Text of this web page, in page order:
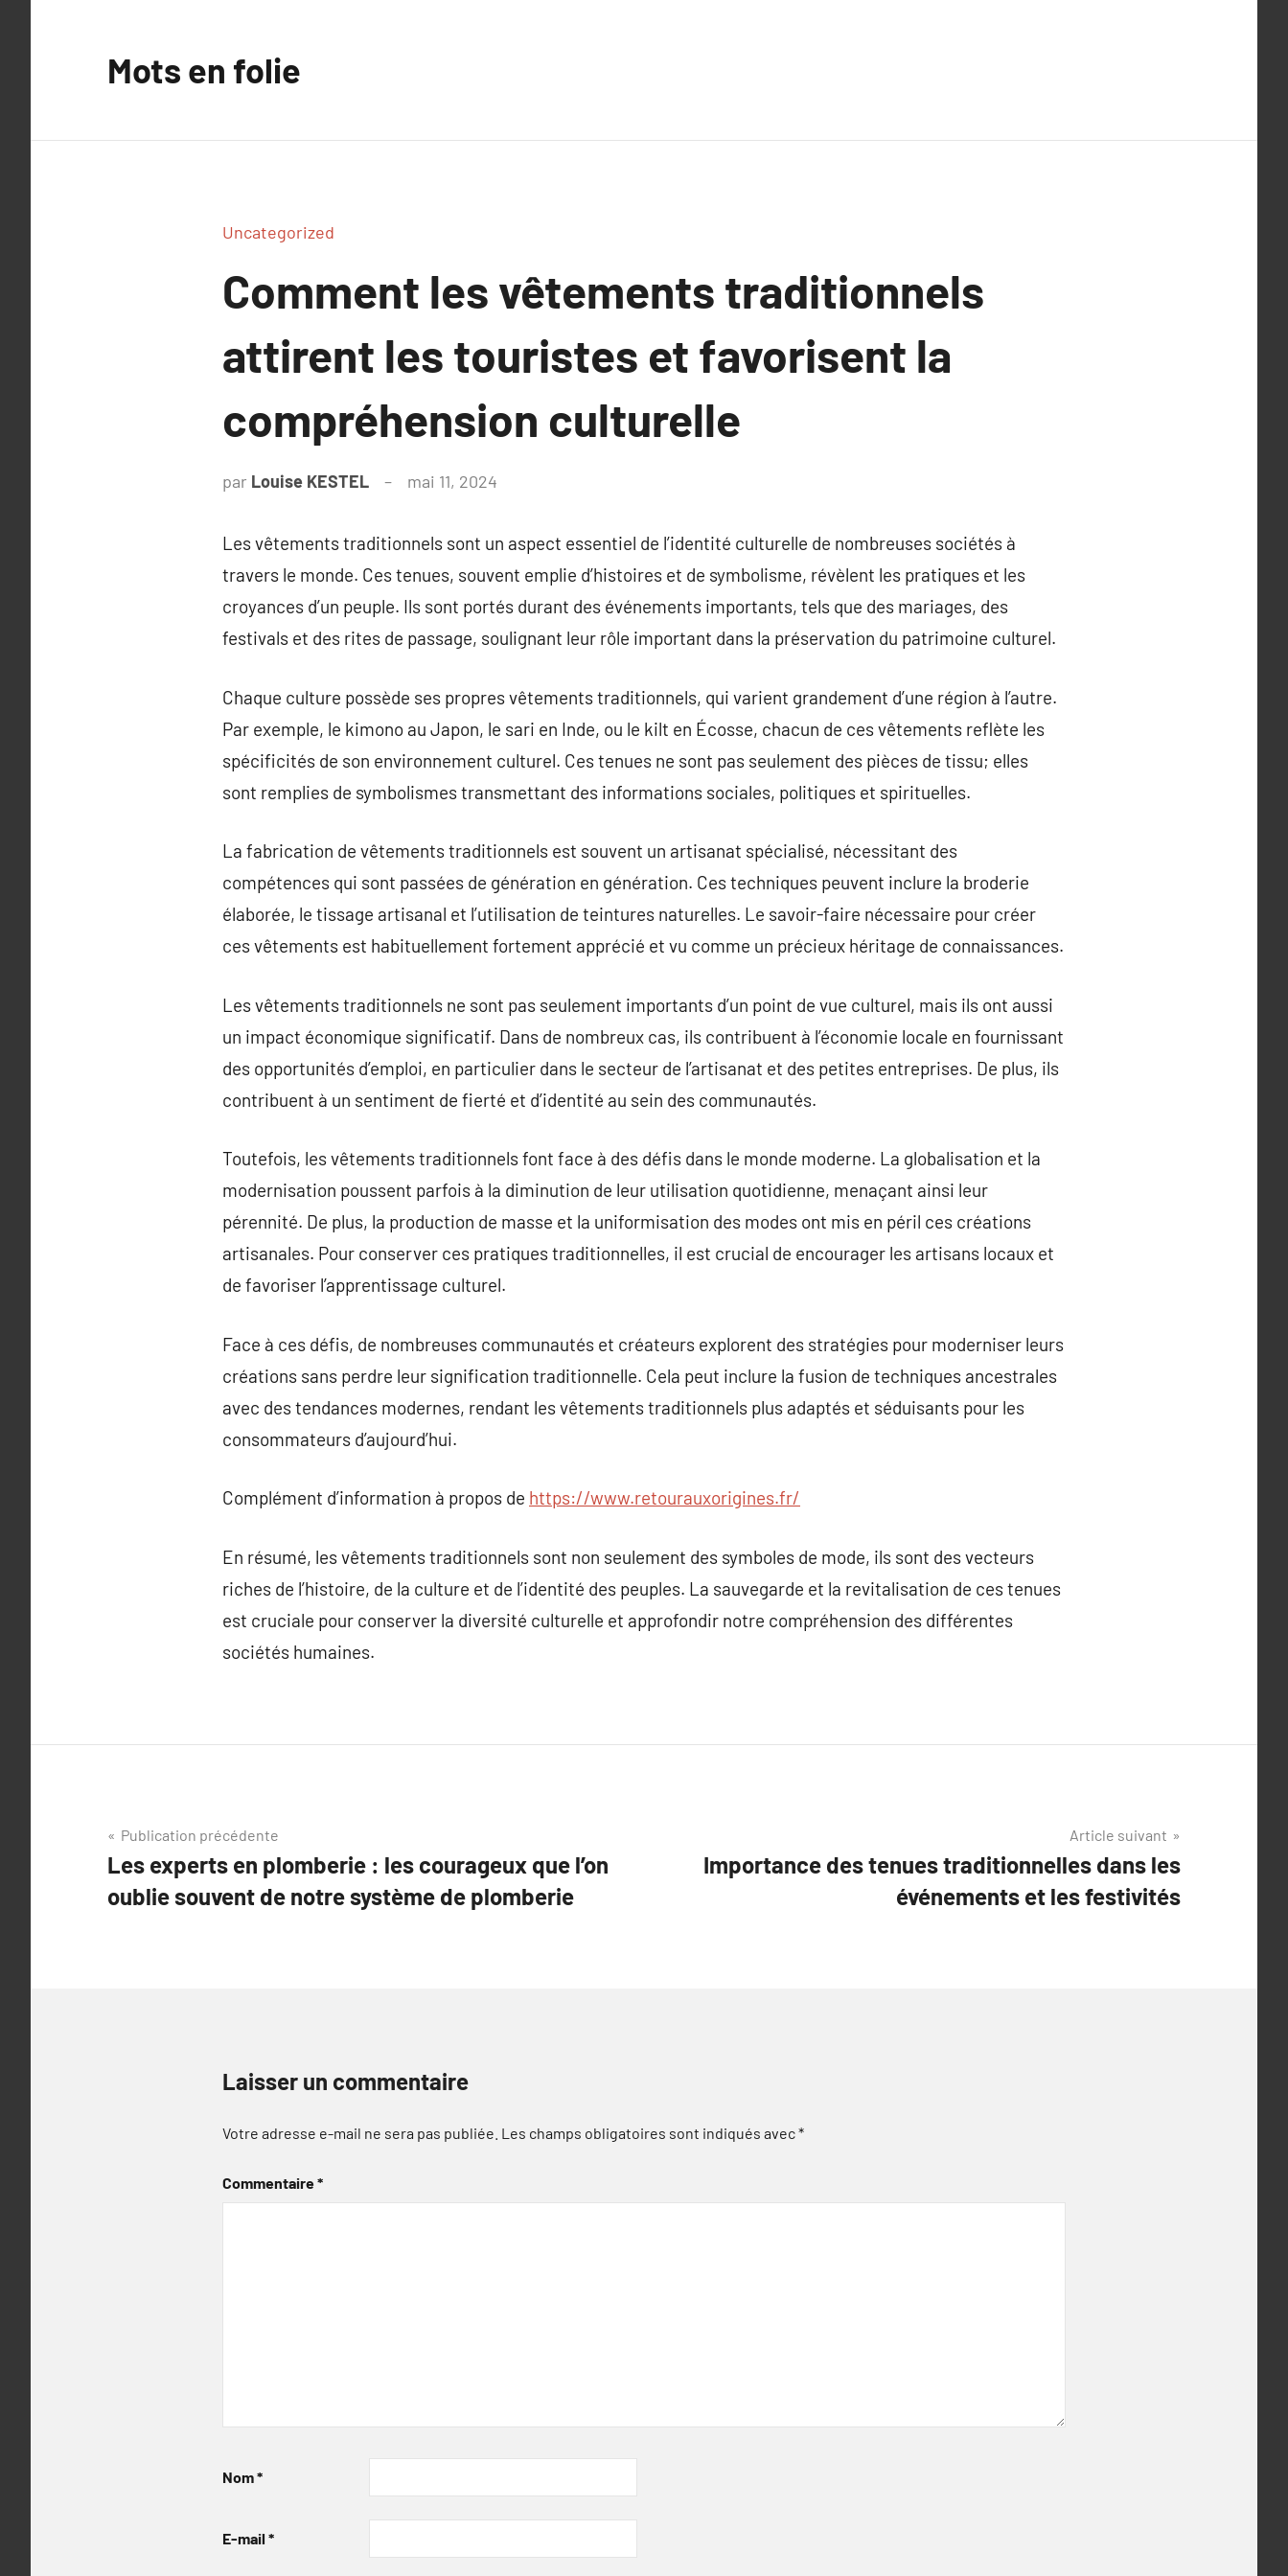
Mots en folie
Uncategorized
Comment les vêtements traditionnels
attirent les touristes et favorisent la
compréhension culturelle
par Louise KESTEL mai 11, 2024
Les vêtements traditionnels sont un aspect essentiel de l’identité culturelle de nombreuses sociétés à
travers le monde. Ces tenues, souvent emplie d’histoires et de symbolisme, révèlent les pratiques et les
croyances d’un peuple. Ils sont portés durant des événements importants, tels que des mariages, des
festivals et des rites de passage, soulignant leur rôle important dans la préservation du patrimoine culturel.
Chaque culture possède ses propres vêtements traditionnels, qui varient grandement d’une région à l’autre.
Par exemple, le kimono au Japon, le sari en Inde, ou le kilt en Écosse, chacun de ces vêtements reflète les
spécificités de son environnement culturel. Ces tenues ne sont pas seulement des pièces de tissu; elles
sont remplies de symbolismes transmettant des informations sociales, politiques et spirituelles.
La fabrication de vêtements traditionnels est souvent un artisanat spécialisé, nécessitant des
compétences qui sont passées de génération en génération. Ces techniques peuvent inclure la broderie
élaborée, le tissage artisanal et l’utilisation de teintures naturelles. Le savoir-faire nécessaire pour créer
ces vêtements est habituellement fortement apprécié et vu comme un précieux héritage de connaissances.
Les vêtements traditionnels ne sont pas seulement importants d’un point de vue culturel, mais ils ont aussi
un impact économique significatif. Dans de nombreux cas, ils contribuent à l’économie locale en fournissant
des opportunités d’emploi, en particulier dans le secteur de l’artisanat et des petites entreprises. De plus, ils
contribuent à un sentiment de fierté et d’identité au sein des communautés.
Toutefois, les vêtements traditionnels font face à des défis dans le monde moderne. La globalisation et la
modernisation poussent parfois à la diminution de leur utilisation quotidienne, menaçant ainsi leur
pérennité. De plus, la production de masse et la uniformisation des modes ont mis en péril ces créations
artisanales. Pour conserver ces pratiques traditionnelles, il est crucial de encourager les artisans locaux et
de favoriser l’apprentissage culturel.
Face à ces défis, de nombreuses communautés et créateurs explorent des stratégies pour moderniser leurs
créations sans perdre leur signification traditionnelle. Cela peut inclure la fusion de techniques ancestrales
avec des tendances modernes, rendant les vêtements traditionnels plus adaptés et séduisants pour les
consommateurs d’aujourd’hui.
Complément d’information à propos de https://www.retourauxorigines.fr/
En résumé, les vêtements traditionnels sont non seulement des symboles de mode, ils sont des vecteurs
riches de l’histoire, de la culture et de l’identité des peuples. La sauvegarde et la revitalisation de ces tenues
est cruciale pour conserver la diversité culturelle et approfondir notre compréhension des différentes
sociétés humaines.
Navigation
de
l’article
Publication précédente
Les experts en plomberie : les courageux que l’on
oublie souvent de notre système de plomberie
Article suivant
Importance des tenues traditionnelles dans les
événements et les festivités
Laisser un commentaire
Votre adresse e-mail ne sera pas publiée. Les champs obligatoires sont indiqués avec*
Commentaire*
Nom*
E-mail *